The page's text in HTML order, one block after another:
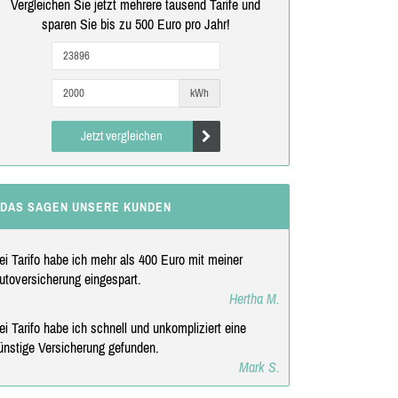
Vergleichen Sie jetzt mehrere tausend Tarife und
sparen Sie bis zu 500 Euro pro Jahr!
kWh
Jetzt vergleichen
DAS SAGEN UNSERE KUNDEN
Tarifo habe ich mehr als 400 Euro mit meiner
eingespart.
Hertha M.
Tarifo habe ich schnell und unkompliziert eine
Versicherung gefunden.
Mark S.